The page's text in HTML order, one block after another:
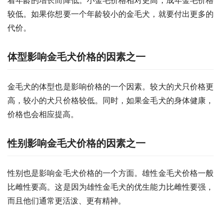
较低。如果你想要一个年龄较小的金毛犬，就要付出更多的
代价。
体型影响金毛犬价格的因素之一
金毛犬的体型也是影响价格的一个因素。较大的犬只价格更
高，较小的犬只价格较低。同时，如果金毛犬的身体健康，
价格也会相应提高。
性别影响金毛犬价格的因素之一
性别也是影响金毛犬价格的一个方面。雄性金毛犬价格一般
比雌性要高。这是因为雄性金毛犬的优生能力比雌性要强，
而且他们通常更活泼、更有精神。